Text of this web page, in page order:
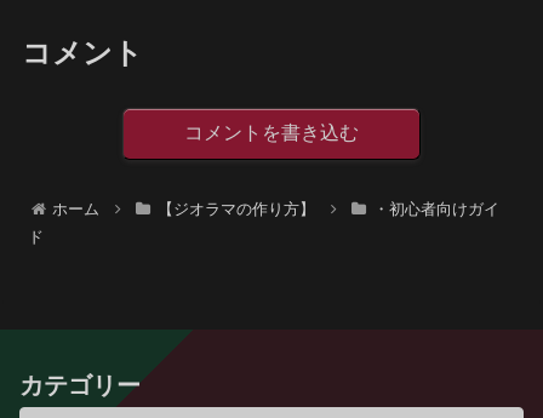
コメント
コメントを書き込む
ホーム 【ジオラマの作り方】
・初心者向けガイ
ド
カテゴリー